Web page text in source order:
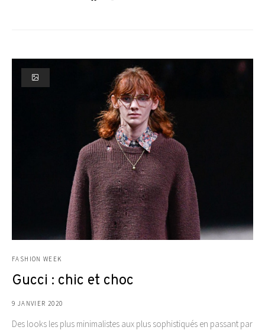
FASHION WEEK
Gucci : chic et choc
9 JANVIER 2020
Des looks les plus minimalistes aux plus sophistiqués en passant par